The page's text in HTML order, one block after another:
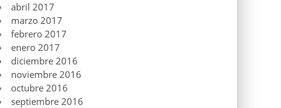
abril 2017
marzo 2017
febrero 2017
enero 2017
diciembre 2016
noviembre 2016
octubre 2016
septiembre 2016